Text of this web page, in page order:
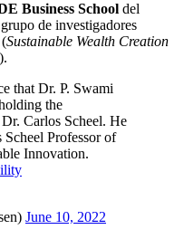
Business School del
de investigadores
(Sustainable Wealth Creation
).
that Dr. P. Swami
the
Carlos Scheel. He
Professor of
Innovation.
June 10, 2022